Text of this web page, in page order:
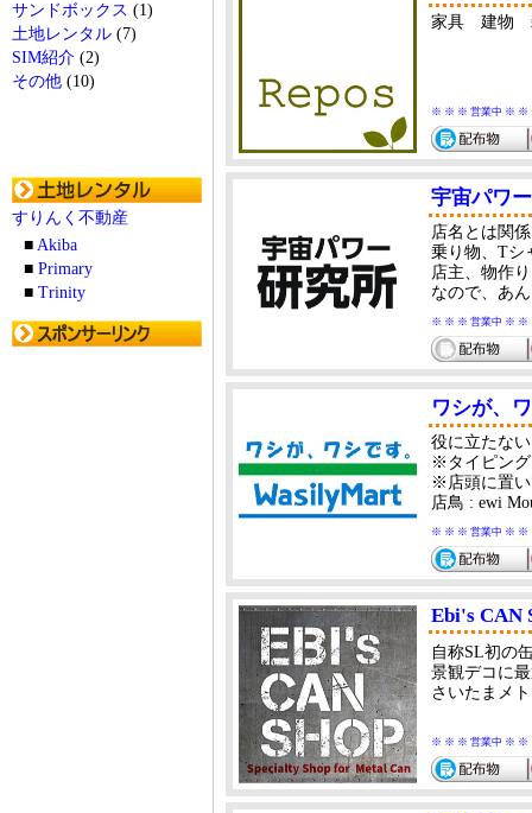
サンドボックス (1)
土地レンタル (7)
SIM紹介 (2)
その他 (10)
すりんく不動産
■ Akiba
■ Primary
■ Trinity
家具 建物
※ ※ ※ 営業中 ※ ※
宇宙パワ
店名とは関
乗り物、Tシ
店主、物作
なので、あ
※ ※ ※ 営業中 ※ ※
ワシが、
役に立たな
※タイピン
※店頭に置い
店鳥 : ewi
※ ※ ※ 営業中 ※ ※
Ebi's CAN
自称SL初の
景観デコに
さいたまメ
※ ※ ※ 営業中 ※ ※